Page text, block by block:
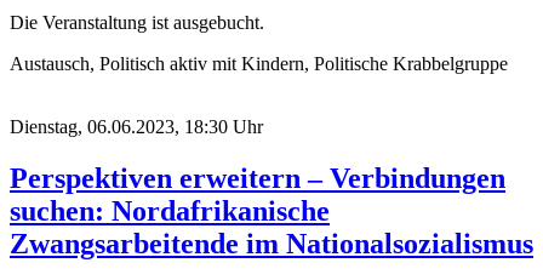
Die Veranstaltung ist ausgebucht.
Austausch, Politisch aktiv mit Kindern, Politische Krabbelgruppe
Dienstag, 06.06.2023, 18:30 Uhr
Perspektiven erweitern – Verbindungen
suchen: Nordafrikanische
Zwangsarbeitende im Nationalsozialismus